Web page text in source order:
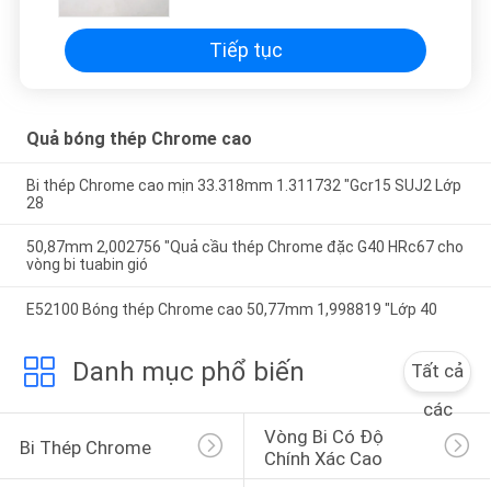
Tiếp tục
Quả bóng thép Chrome cao
Bi thép Chrome cao mịn 33.318mm 1.311732 "Gcr15 SUJ2 Lớp
28
50,87mm 2,002756 "Quả cầu thép Chrome đặc G40 HRc67 cho
vòng bi tuabin gió
E52100 Bóng thép Chrome cao 50,77mm 1,998819 "Lớp 40
Danh mục phổ biến
Tất cả
các
Bi Thép Chrome
Vòng Bi Có Độ
Chính Xác Cao